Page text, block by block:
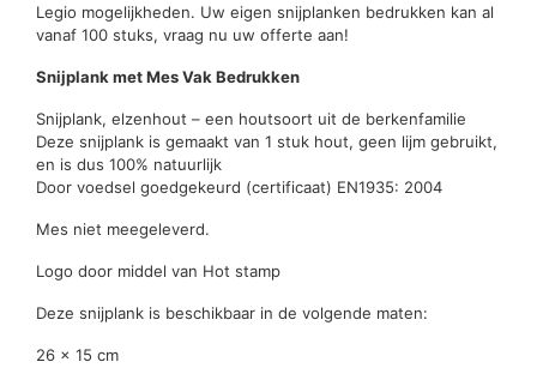
Legio mogelijkheden. Uw eigen snijplanken bedrukken kan al
vanaf 100 stuks, vraag nu uw offerte aan!
Snijplank met Mes Vak Bedrukken
Snijplank, elzenhout – een houtsoort uit de berkenfamilie
Deze snijplank is gemaakt van 1 stuk hout, geen lijm gebruikt,
en is dus 100% natuurlijk
Door voedsel goedgekeurd (certificaat) EN1935: 2004
Mes niet meegeleverd.
Logo door middel van Hot stamp
Deze snijplank is beschikbaar in de volgende maten:
26 x 15 cm